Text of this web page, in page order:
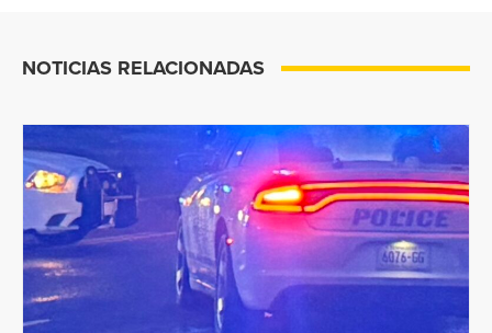
NOTICIAS RELACIONADAS